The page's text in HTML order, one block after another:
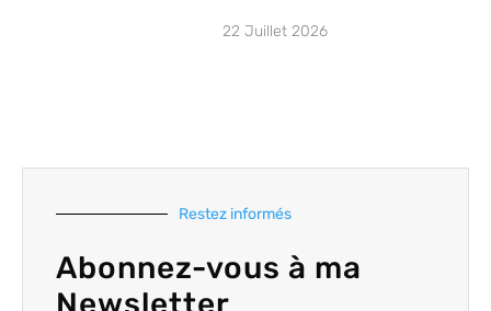
22 Juillet 2026
Restez informés
Abonnez-vous à ma